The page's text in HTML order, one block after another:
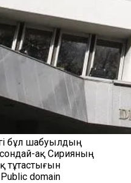
бұл шабуылдың
ақ Сирияның
тұтастығын
domain